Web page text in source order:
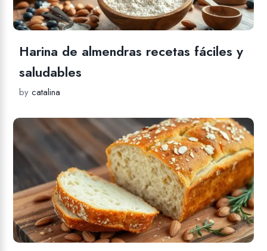
Harina de almendras recetas fáciles y
saludables
bycatalina